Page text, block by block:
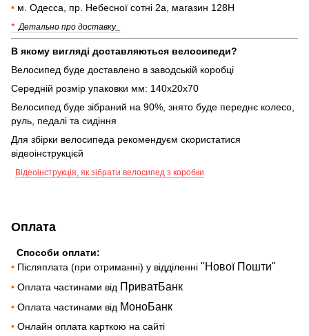
• м. Одесса, пр. Небесної сотні 2а, магазин 128Н
* Детально про доставку_
В якому вигляді доставляються велосипеди?
Велосипед буде доставлено в заводській коробці
Середній розмір упаковки мм: 140х20х70
Велосипед буде зібраний на 90%, знято буде переднє колесо,
руль, педалі та сидіння
Для збірки велосипеда рекомендуєм скористатися
відеоінструкцієй
Відеоінструкція, як зібрати велосипед з коробки
Оплата
Способи оплати:
• Післяплата (при отриманні) у відділенні "Нової Пошти"
• Оплата частинами від ПриватБанк
• Оплата частинами від МоноБанк
• Онлайн оплата карткою на сайті